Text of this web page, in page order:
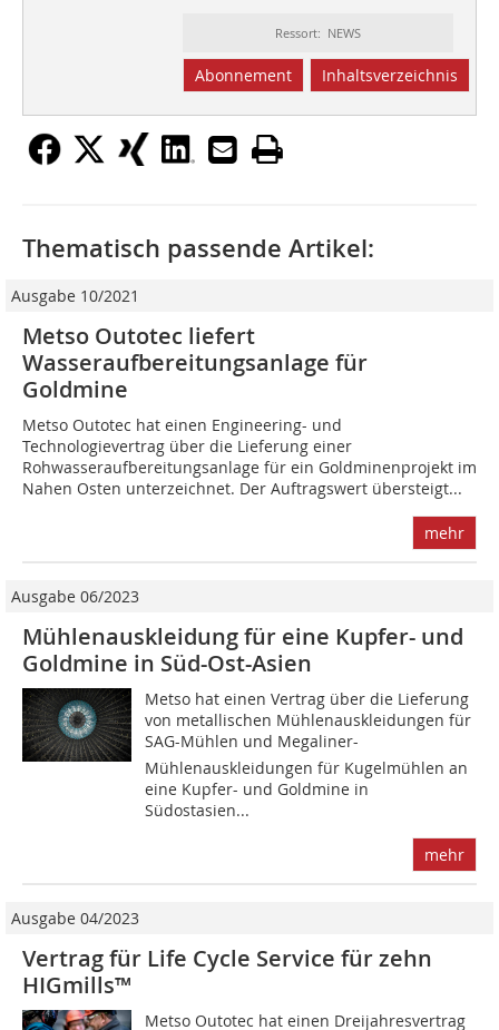
Ressort: NEWS
Abonnement Inhaltsverzeichnis
Thematisch passende Artikel:
Ausgabe 10/2021
Metso Outotec liefert
Wasseraufbereitungsanlage für
Goldmine
Metso Outotec hat einen Engineering- und
Technologievertrag über die Lieferung einer
Rohwasseraufbereitungsanlage für ein Goldminenprojekt im
Nahen Osten unterzeichnet. Der Auftragswert übersteigt...
mehr
Ausgabe 06/2023
Mühlenauskleidung für eine Kupfer- und
Goldmine in Süd-Ost-Asien
Metso hat einen Vertrag über die Lieferung
von metallischen Mühlenauskleidungen für
SAG-Mühlen und Megaliner-
Mühlenauskleidungen für Kugelmühlen an
eine Kupfer- und Goldmine in
Südostasien...
mehr
Ausgabe 04/2023
Vertrag für Life Cycle Service für zehn
HIGmills™
Metso Outotec hat einen Dreijahresvertrag